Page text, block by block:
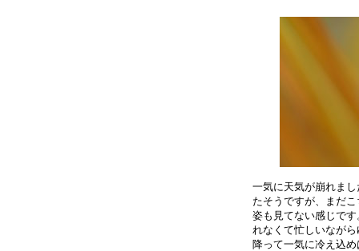
一気に天気が崩れま
たそうですが、まだ
姿も見てない感じで
れなくて忙しいなが
降って一気に冷え込